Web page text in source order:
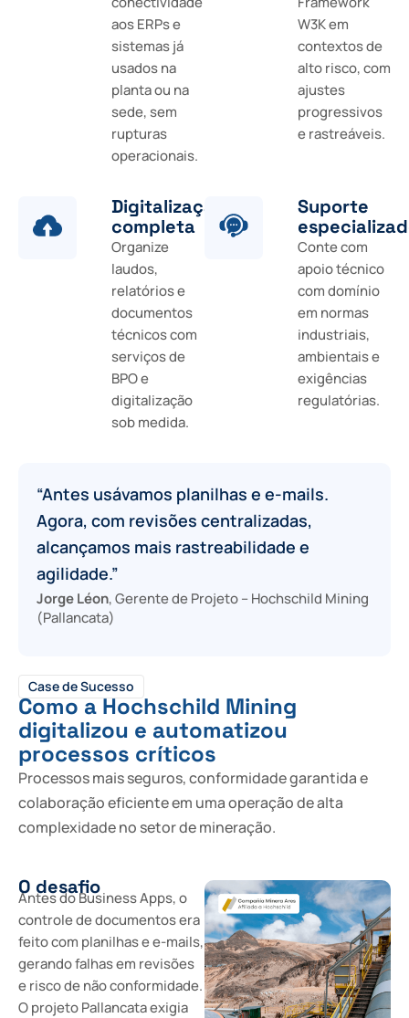
aos ERPs e
sistemas já
usados na
planta ou na
sede, sem
rupturas
operacionais.
W3K em
contextos de
alto risco, com
ajustes
progressivos
e rastreáveis.
Digitalização
completa
Organize
laudos,
relatórios e
documentos
técnicos com
serviços de
BPO e
digitalização
sob medida.
Suporte
Conte com
apoio técnico
com domínio
em normas
industriais,
ambientais e
exigências
regulatórias.
“Antes usávamos planilhas e e-mails.
Agora, com revisões centralizadas,
alcançamos mais rastreabilidade e
agilidade.”
Jorge Léon, Gerente de Projeto – Hochschild Mining
(Pallancata)
Case de Sucesso
Como a Hochschild Mining
digitalizou e automatizou
processos críticos
Processos mais seguros, conformidade garantida e
colaboração eficiente em uma operação de alta
complexidade no setor de mineração.
O desafio
Antes do Business Apps, o
controle de documentos era
feito com planilhas e e-mails,
gerando falhas em revisões
e risco de não conformidade.
O projeto Pallancata exigia